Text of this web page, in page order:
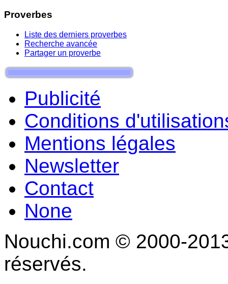
Proverbes
Liste des derniers proverbes
Recherche avancée
Partager un proverbe
Publicité
Conditions
Mentions légales
Newsletter
Contact
None
Nouchi.com © 2000-
réservés.